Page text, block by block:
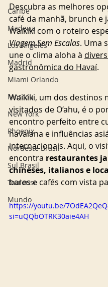
Caribe
Madeira
Los Angeles
Madrid
Miami Orlando
Moscou
New York
Phoenix
Nordeste Brasil
Sul Brasil
Toulouse
Mundo
Descubra as melhores
café da manhã, brunch e
Waikiki com o roteiro
Viagem Sem Escalas. Uma
une o clima aloha à
gastronômica do Havaí.
Waikiki, um dos destinos
visitados de O‘ahu, é o
encontro perfeito entre
havaiana e influências
internacionais. Aqui, o
encontra restaurantes
chineses, italianos e
bares e cafés com vista
https://youtu.be/
si=uQQbOTRK30aie4AH